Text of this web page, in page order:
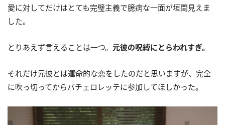
愛に対してだけはとても完璧主義で臆病な一面が垣間見えま
した。
とりあえず言えることは一つ。 元彼の呪縛にとらわれすぎ。
それだけ元彼とは運命的な恋をしたのだと思いますが、完全
に吹っ切ってからバチェロレッテに参加してほしかった。